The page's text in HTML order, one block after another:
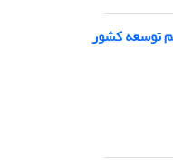
توسعه کشور